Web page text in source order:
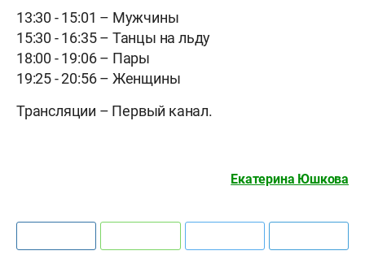
13:30 - 15:01 – Мужчины
15:30 - 16:35 – Танцы на льду
18:00 - 19:06 – Пары
19:25 - 20:56 – Женщины
Трансляции – Первый канал.
Екатерина Юшкова